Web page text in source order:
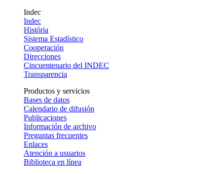
Indec
Indec
História
Sistema Estadístico
Cooperación
Direcciones
Cincuentenario del INDEC
Transparencia
Productos y servicios
Bases de datos
Calendario de difusión
Publicaciones
Información de archivo
Preguntas frecuentes
Enlaces
Atención a usuarios
Biblioteca en línea